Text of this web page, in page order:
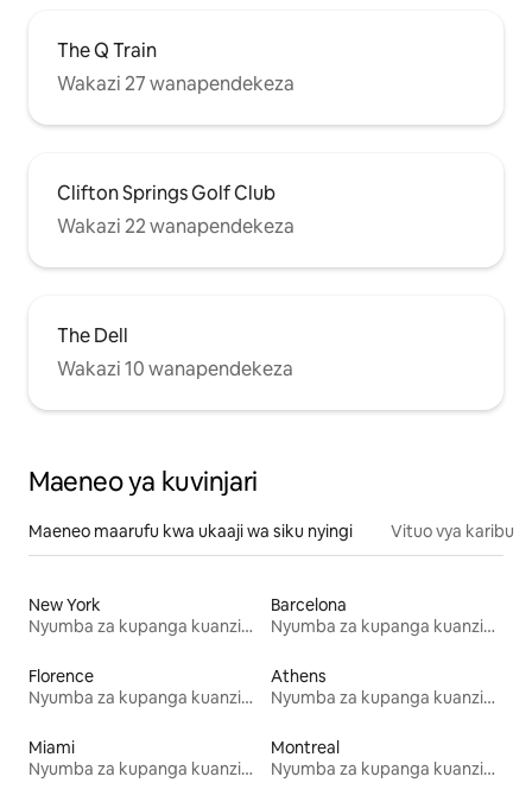
The Q Train
Wakazi 27 wanapendekeza
Clifton Springs Golf Club
Wakazi 22 wanapendekeza
The Dell
Wakazi 10 wanapendekeza
Maeneo ya kuvinjari
Maeneo maarufu kwa ukaaji wa siku nyingi Vituo vya karibu
New York
Nyumba za kupanga kuanzia mwezi mmoja
Barcelona
Nyumba za kupanga kuanzia mwezi mmoja
Florence
Nyumba za kupanga kuanzia mwezi mmoja
Athens
Nyumba za kupanga kuanzia mwezi mmoja
Miami
Nyumba za kupanga kuanzia mwezi mmoja
Montreal
Nyumba za kupanga kuanzia mwezi mmoja